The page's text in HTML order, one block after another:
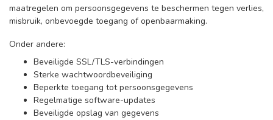
maatregelen om persoonsgegevens te beschermen tegen verlies,
misbruik, onbevoegde toegang of openbaarmaking.
Onder andere:
Beveiligde SSL/TLS-verbindingen
Sterke wachtwoordbeveiliging
Beperkte toegang tot persoonsgegevens
Regelmatige software-updates
Beveiligde opslag van gegevens